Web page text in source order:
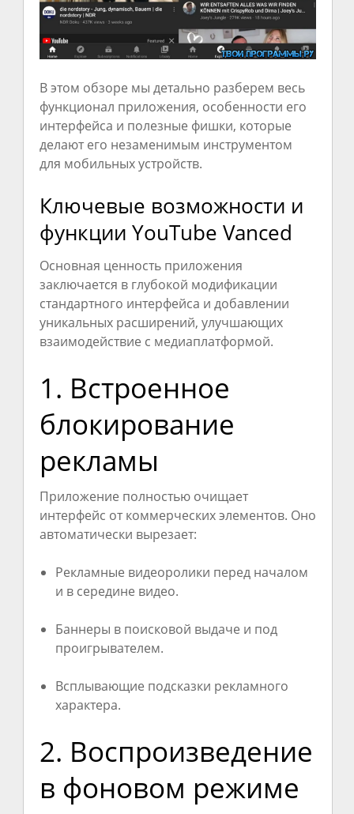
В этом обзоре мы детально разберем весь
функционал приложения, особенности его
интерфейса и полезные фишки, которые
делают его незаменимым инструментом
для мобильных устройств.
Ключевые возможности и
функции YouTube Vanced
Основная ценность приложения
заключается в глубокой модификации
стандартного интерфейса и добавлении
уникальных расширений, улучшающих
взаимодействие с медиаплатформой.
1. Встроенное
блокирование
рекламы
Приложение полностью очищает
интерфейс от коммерческих элементов. Оно
автоматически вырезает:
Рекламные видеоролики перед началом
и в середине видео.
Баннеры в поисковой выдаче и под
проигрывателем.
Всплывающие подсказки рекламного
характера.
2. Воспроизведение
в фоновом режиме